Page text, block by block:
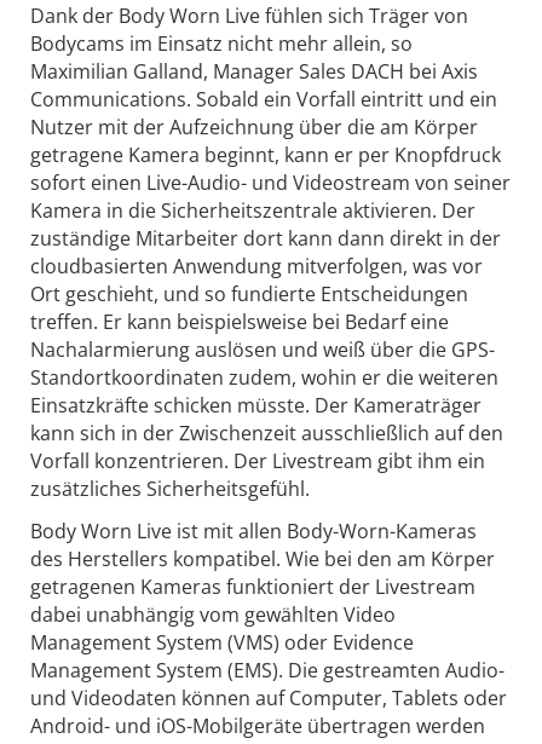
Dank der Body Worn Live fühlen sich Träger von
Bodycams im Einsatz nicht mehr allein, so
Maximilian Galland, Manager Sales DACH bei Axis
Communications. Sobald ein Vorfall eintritt und ein
Nutzer mit der Aufzeichnung über die am Körper
getragene Kamera beginnt, kann er per Knopfdruck
sofort einen Live-Audio- und Videostream von seiner
Kamera in die Sicherheitszentrale aktivieren. Der
zuständige Mitarbeiter dort kann dann direkt in der
cloudbasierten Anwendung mitverfolgen, was vor
Ort geschieht, und so fundierte Entscheidungen
treffen. Er kann beispielsweise bei Bedarf eine
Nachalarmierung auslösen und weiß über die GPS-
Standortkoordinaten zudem, wohin er die weiteren
Einsatzkräfte schicken müsste. Der Kameraträger
kann sich in der Zwischenzeit ausschließlich auf den
Vorfall konzentrieren. Der Livestream gibt ihm ein
zusätzliches Sicherheitsgefühl.
Body Worn Live ist mit allen Body-Worn-Kameras
des Herstellers kompatibel. Wie bei den am Körper
getragenen Kameras funktioniert der Livestream
dabei unabhängig vom gewählten Video
Management System (VMS) oder Evidence
Management System (EMS). Die gestreamten Audio-
und Videodaten können auf Computer, Tablets oder
Android- und iOS-Mobilgeräte übertragen werden